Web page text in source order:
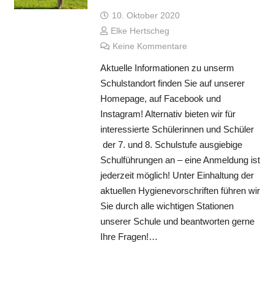
10. Oktober 2020
Elke Hertscheg
Keine Kommentare
Aktuelle Informationen zu unserm
Schulstandort finden Sie auf unserer
Homepage, auf Facebook und
Instagram! Alternativ bieten wir für
interessierte Schülerinnen und Schüler
der 7. und 8. Schulstufe ausgiebige
Schulführungen an – eine Anmeldung ist
jederzeit möglich! Unter Einhaltung der
aktuellen Hygienevorschriften führen wir
Sie durch alle wichtigen Stationen
unserer Schule und beantworten gerne
Ihre Fragen!…